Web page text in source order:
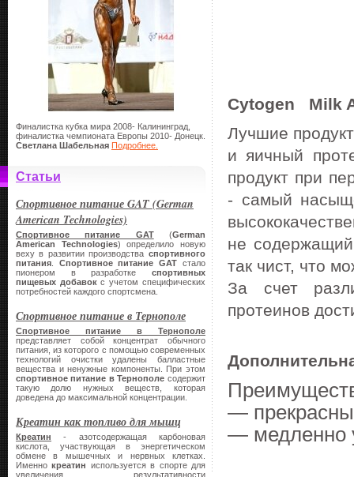
Финалистка кубка мира 2008- Калининград,
финалистка чемпионата Европы 2010- Донецк.
Светлана Шабельная Подробнее.
Статьи
Спортивное питание GAT (German
American Technologies)
Спортивное питание GAT(German
American Technologies) определило новую
веху в развитии производства спортивного
питания
Спортивное питание GAT стало
пионером в разработке спортивных
пищевых добавокс учетом специфических
потребностей каждого спортсмена.
Спортивное питание в Тернополе
Спортивное питание в Тернополе
представляет собой концентрат обычного
питания, из которого с помощью современных
технологий очистки удалены балластные
вещества и ненужные компоненты. При этом
спортивное питание в Тернополе содержит
такую долю нужных веществ, которая
доведена до максимальной концентрации.
Креатин как топливо для мышц
Креатин - азотсодержащая карбоновая
кислота, участвующая в энергетическом
обмене в мышечных и нервных клетках.
Именнокреатин используется в спорте для
увеличения результативности
Cytogen Milk
Лучшие
и яичный
продукт при
- самый
не
так чист, что
За счет
протеинов
—
— медленно